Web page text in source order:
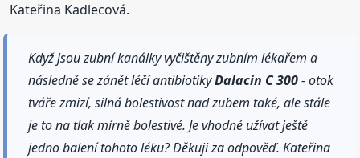
Kateřina Kadlecová.
Když jsou zubní kanálky vyčištěny zubním lékařem a
následně se zánět léčí antibiotikyDalacin C 300- otok
tváře zmizí, silná bolestivost nad zubem také, ale stále
je to na tlak mírně bolestivé. Je vhodné užívat ještě
jedno balení tohoto léku? Děkuji za odpověď. Kateřina